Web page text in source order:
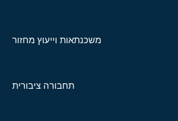
משכנתאות וייעוץ מחזור
תחבורה ציבורית